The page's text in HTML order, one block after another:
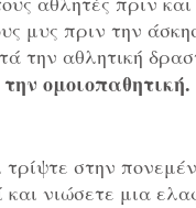
μυς πριν την
την αθλητική
ομοιοπαθητική.
στην
νιώσετε μια